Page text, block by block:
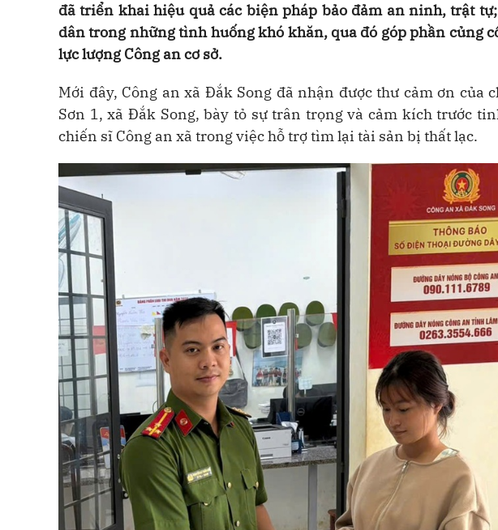
đã triển khai hiệu quả các biện pháp bảo đảm an ninh, trật
dân trong những tình huống khó khăn, qua đó góp phần củng
lực lượng Công an cơ sở.
Mới đây, Công an xã Đắk Song đã nhận được thư cảm ơn
Sơn 1, xã Đắk Song, bày tỏ sự trân trọng và cảm kích trước
chiến sĩ Công an xã trong việc hỗ trợ tìm lại tài sản bị thất lạc.